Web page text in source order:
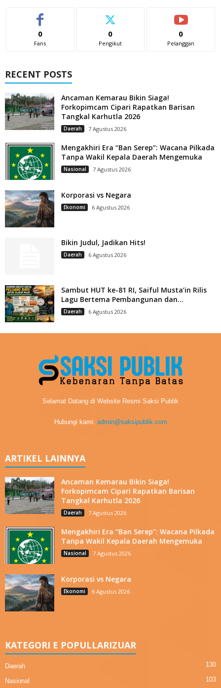
0
Fans
0
Pengikut
0
Pelanggan
RECENT POSTS
Ancaman Kemarau Bikin Siaga!
Forkopimcam Cipari Rapatkan Barisan
Tangkal Karhutla 2026
Daerah 7 Agustus 2026
Mengakhiri Era “Ban Serep”: Wacana Pilkada
Tanpa Wakil Kepala Daerah Mengemuka
Nasional 7 Agustus 2026
Korporasi vs Negara
Ekonomi 6 Agustus 2026
Bikin Judul, Jadikan Hits!
Daerah 6 Agustus 2026
Sambut HUT ke-81 RI, Saiful Musta’in Rilis
Lagu Bertema Pembangunan dan...
Daerah 6 Agustus 2026
Selamat Datang di Website Resmi Saksi Publik
Hubungi kami: admin@saksipublik.com
ARTIKEL LAINNYA
Ancaman Kemarau Bikin Siaga!
Forkopimcam Cipari Rapatkan Barisan
Tangkal Karhutla 2026
Daerah 7 Agustus 2026
Mengakhiri Era “Ban Serep”: Wacana Pilkada
Tanpa Wakil Kepala Daerah Mengemuka
Nasional 7 Agustus 2026
Korporasi vs Negara
Ekonomi 6 Agustus 2026
KATEGORI E POPULLARIZUAR
Daerah 130
Nasional 103